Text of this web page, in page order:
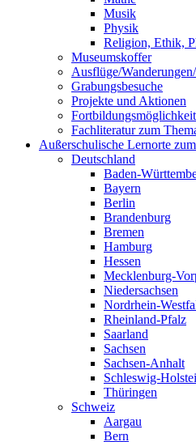
Musik
Physik
Religion, Ethik,
Museumskoffer
Ausflüge/
Grabungsbesuche
Projekte und Aktionen
Fachliteratur zum
Außerschulische Lernorte
Deutschland
Baden-
Bayern
Berlin
Brandenburg
Bremen
Hamburg
Hessen
Mecklenburg-
Niedersachsen
Nordrhein-
Rheinland-Pfalz
Saarland
Sachsen
Sachsen-Anhalt
Schleswig-
Thüringen
Schweiz
Aargau
Bern